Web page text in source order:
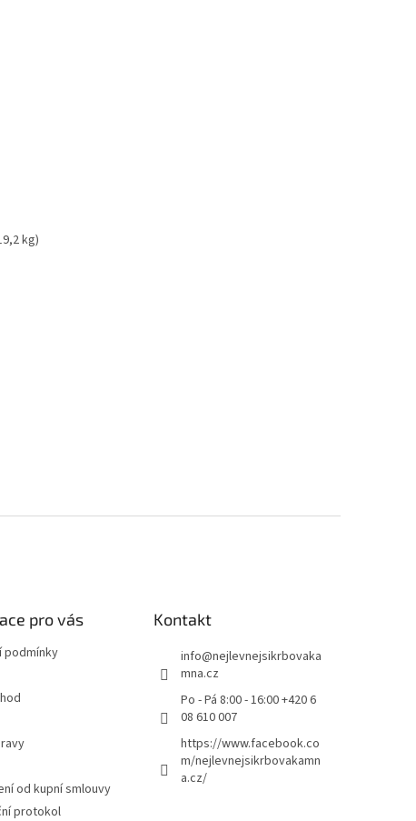
kg)
pro vás
podmínky
od kupní smlouvy
protokol
Kontakt
info@nejlevnejsikrbovaka
mna.cz
Po - Pá 8:00 - 16:00 +420 6
08 610 007
https://www.facebook.co
m/nejlevnejsikrbovakamn
a.cz/